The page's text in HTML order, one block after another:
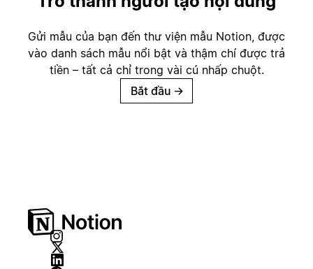
Gửi mẫu của bạn đến thư viện mẫu Notion, được
vào danh sách mẫu nổi bật và thậm chí được trả
tiền – tất cả chỉ trong vài cú nhấp chuột.
Bắt đầu →